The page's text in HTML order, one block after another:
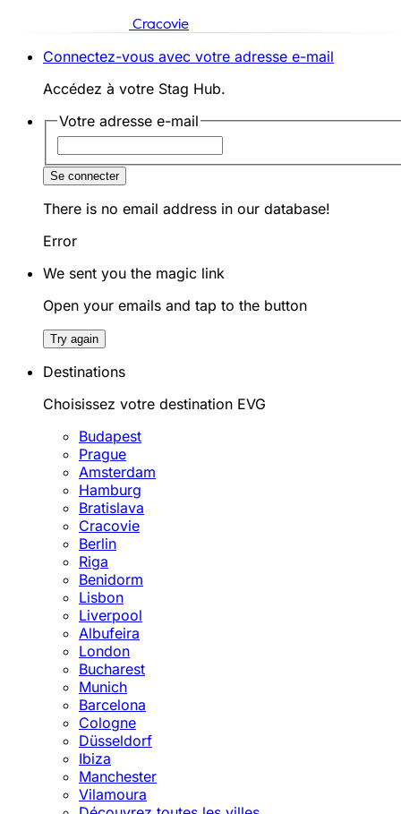
Cracovie
Connectez-vous avec votre adresse e-mail
Accédez à votre Stag Hub.
Votre adresse e-mail
Se connecter
There is no email address in our database!
Error
We sent you the magic link
Open your emails and tap to the button
Try again
Destinations
Choisissez votre destination EVG
Budapest
Prague
Amsterdam
Hamburg
Bratislava
Cracovie
Berlin
Riga
Benidorm
Lisbon
Liverpool
Albufeira
London
Bucharest
Munich
Barcelona
Cologne
Düsseldorf
Ibiza
Manchester
Vilamoura